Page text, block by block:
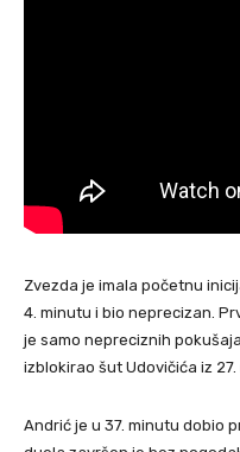
Zvezda je imala početnu
4. minutu i bio neprecizan.
je samo nepreciznih
izblokirao šut Udovičića iz 27.
Andrić je u 37. minutu dobio